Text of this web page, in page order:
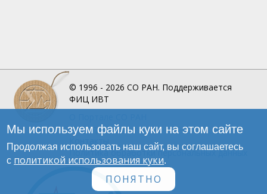
© 1996 - 2026 СО РАН. Поддерживается
ФИЦ ИВТ
Инфографика
Политика обработки персональных данных
Мы используем файлы куки на этом сайте
Продолжая использовать наш сайт, вы соглашаетесь
с политикой использования куки.
ПОНЯТНО